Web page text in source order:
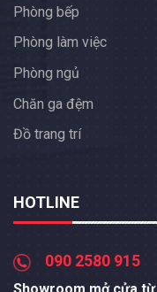
Phòng bếp
Phòng làm việc
Phòng ngủ
Chăn ga đệm
Đồ trang trí
HOTLINE
090 2580 915